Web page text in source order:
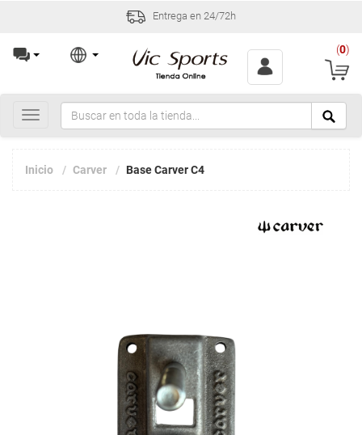
Entrega en 24/72h
(0)
Toggle
navigation
Inicio Carver Base Carver C4